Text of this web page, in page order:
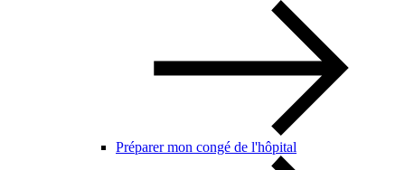
Préparer mon congé de l'hôpital